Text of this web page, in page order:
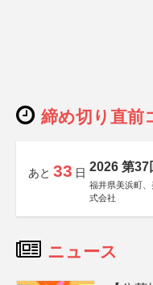
締め切り直前
あと 33 日 2026 第37
福井県美浜町
式会社
ニュース